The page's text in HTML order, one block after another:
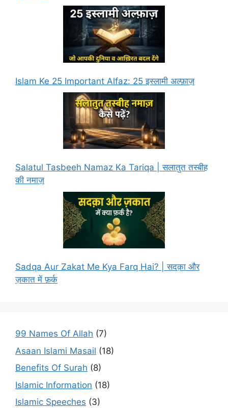
Islam Ke 25 Important Alfaz: 25 इस्लामी अल्फ़ाज़
Salatul Tasbeeh Namaz Ka Tariqa | सलातुत तस्बीह
की नमाज़
Sadqa Aur Zakat Me Kya Farq Hai? | सदक़ा और
ज़कात में फ़र्क
99 Names Of Allah (7)
Asaan Islami Masail (18)
Benefits Of Surah (8)
Islamic Information (18)
Islamic Speeches (3)